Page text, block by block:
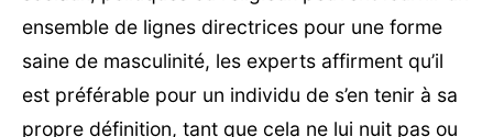
ensemble de lignes directrices pour une forme
saine de masculinité, les experts affirment qu’il
est préférable pour un individu de s’en tenir à sa
propre définition, tant que cela ne lui nuit pas ou